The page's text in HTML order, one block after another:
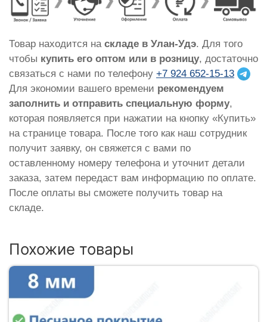
Товар находится на складе в Улан-Удэ. Для того
чтобы купить его оптом или в розницу, достаточно
связаться с нами по телефону +7 924 652-15-13
Для экономии вашего времени рекомендуем
заполнить и отправить специальную форму,
которая появляется при нажатии на кнопку «Купить»
на странице товара. После того как наш сотрудник
получит заявку, он свяжется с вами по
оставленному номеру телефона и уточнит детали
заказа, затем передаст вам информацию по оплате.
После оплаты вы сможете получить товар на
складе.
Похожие товары